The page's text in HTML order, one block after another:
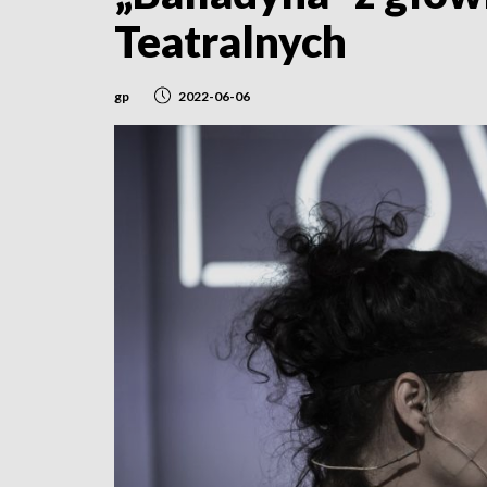
Teatralnych
gp 2022-06-06